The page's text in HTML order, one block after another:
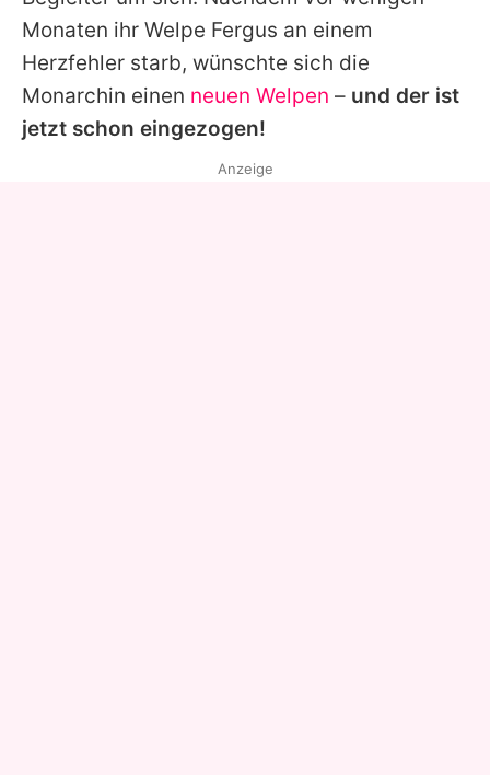
Monaten ihr Welpe Fergus an einem
Herzfehler starb, wünschte sich die
Monarchin einen neuen Welpen – und der ist
jetzt schon eingezogen!
Anzeige